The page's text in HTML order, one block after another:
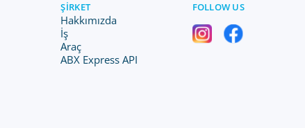
ŞIRKET
Hakkımızda
İş
Araç
ABX Express API
FOLLOW US